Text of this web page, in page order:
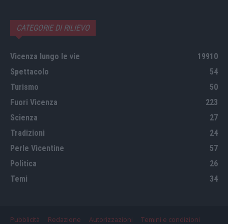
CATEGORIE DI RILIEVO
Vicenza lungo le vie
19910
Spettacolo
54
Turismo
50
Fuori Vicenza
223
Scienza
27
Tradizioni
24
Perle Vicentine
57
Politica
26
Temi
34
Pubblicità Redazione Autorizzazioni Temini e condizioni